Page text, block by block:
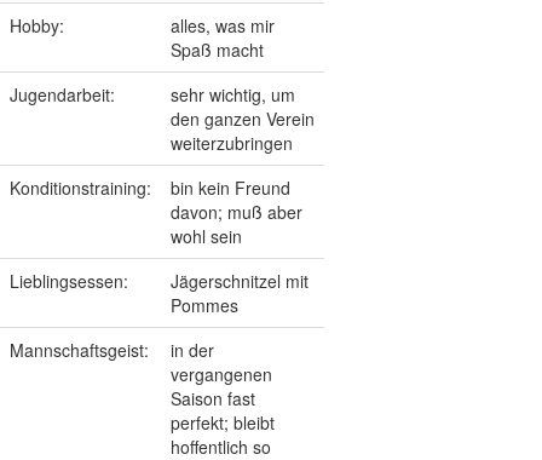
Hobby:
alles, was mir
Spaß macht
Jugendarbeit:
sehr wichtig, um
den ganzen Verein
weiterzubringen
Konditionstraining:
bin kein Freund
davon; muß aber
wohl sein
Lieblingsessen:
Jägerschnitzel mit
Pommes
Mannschaftsgeist:
in der
vergangenen
Saison fast
perfekt; bleibt
hoffentlich so